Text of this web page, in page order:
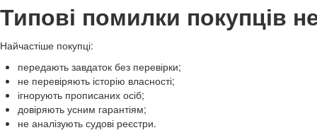
Типові помилки покупців
Найчастіше покупці:
передають завдаток без перевірки;
не перевіряють історію власності;
ігнорують прописаних осіб;
довіряють усним гарантіям;
не аналізують судові реєстри.